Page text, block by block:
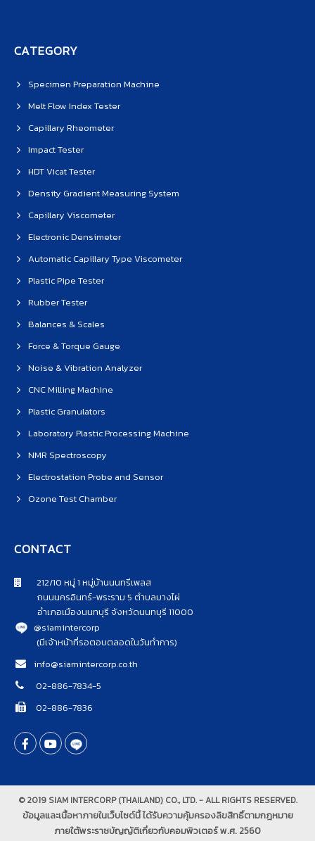
CATEGORY
Specimen Preparation Machine
Melt Flow Index Tester
Capillary Rheometer
Impact Tester
HDT Vicat Tester
Density Gradient Measuring System
Capillary Viscometer
Electronic Densimeter
Automatic Capillary Type Viscometer
Plastic Pipe Tester
Rubber Tester
Balances & Scales
Force & Torque Gauge
Noise & Vibration Analyzer
CNC Milling Machine
Plastic Granulators
Laboratory Plastic Processing Machine
NMR Spectroscopy
Electrostation Probe and Sensor
Ozone Test Chamber
CONTACT
212/10 หมู่ 1 หมู่บ้านนนทรีเพลส
ถนนนครอินทร์-พระราม 5 ตำบลบางไผ่
อำเภอเมืองนนทบุรี จังหวัดนนทบุรี 11000
@siamintercorp
(มีเจ้าหน้าที่รอตอบตลอดในวันทำการ)
info@siamintercorp.co.th
02-886-7834-5
02-886-7836
© 2019 SIAM INTERCORP (THAILAND) CO., LTD. - ALL RIGHTS RESERVED.
ข้อมูลและเนื้อหาภายในเว็บไซต์นี้ ได้รับความคุ้มครองลิขสิทธิ์ตามกฎหมาย
ภายใต้พระราชบัญญัติเกี่ยวกับคอมพิวเตอร์ พ.ศ. 2560